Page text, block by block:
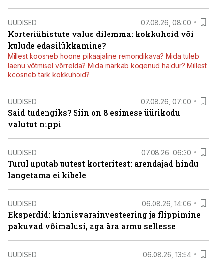
UUDISED 07.08.26, 08:00
Korteriühistute valus dilemma: kokkuhoid või
kulude edasilükkamine?
Millest koosneb hoone pikaajaline remondikava? Mida tuleb
laenu võtmisel võrrelda? Mida märkab kogenud haldur? Millest
koosneb tark kokkuhoid?
UUDISED 07.08.26, 07:00
Said tudengiks? Siin on 8 esimese üürikodu
valutut nippi
UUDISED 07.08.26, 06:30
Turul uputab uutest korteritest: arendajad hindu
langetama ei kibele
UUDISED 06.08.26, 14:06
Eksperdid: kinnisvarainvesteering ja flippimine
pakuvad võimalusi, aga ära armu sellesse
UUDISED 06.08.26, 13:54